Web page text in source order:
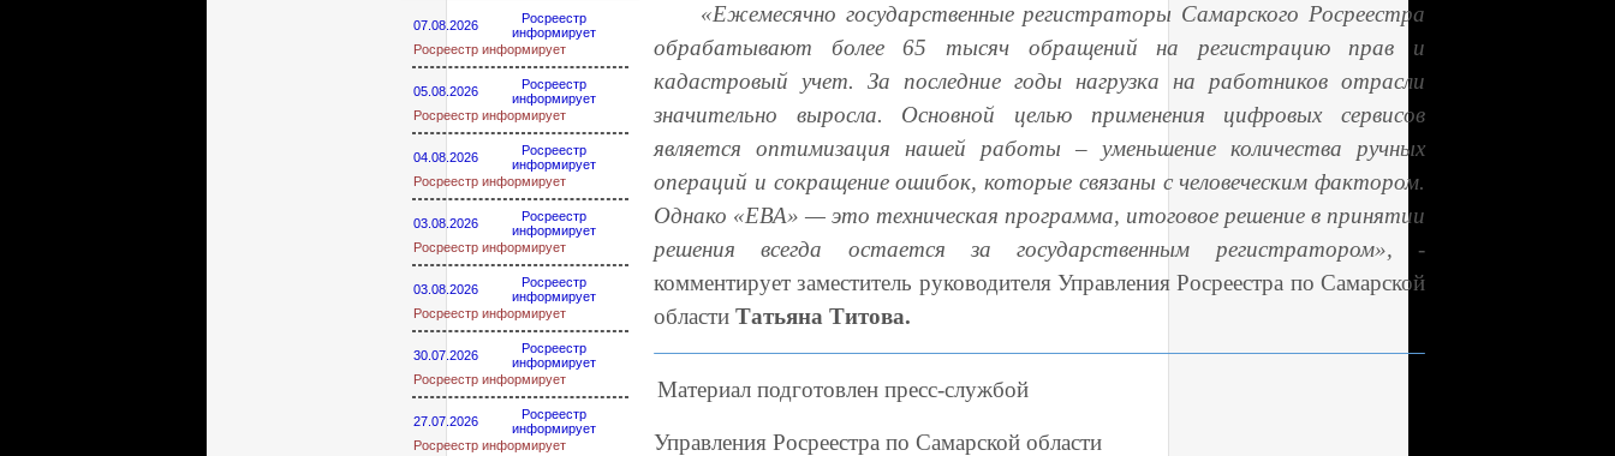
07.08.2026
Росреестр
информирует
Росреестр информирует
05.08.2026
Росреестр
информирует
Росреестр информирует
04.08.2026
Росреестр
информирует
Росреестр информирует
03.08.2026
Росреестр
информирует
Росреестр информирует
03.08.2026
Росреестр
информирует
Росреестр информирует
30.07.2026
Росреестр
информирует
Росреестр информирует
27.07.2026
Росреестр
информирует
Росреестр информирует
«Ежемесячно государственные регистраторы Самарского Росреестра
обрабатывают более 65 тысяч обращений на регистрацию прав и
кадастровый учет. За последние годы нагрузка на работников отрасли
значительно выросла. Основной целью применения цифровых сервисов
является оптимизация нашей работы – уменьшение количества ручных
операций и сокращение ошибок, которые связаны с человеческим фактором.
Однако «ЕВА» — это техническая программа, итоговое решение в принятии
решения всегда остается за государственным регистратором», -
комментирует заместитель руководителя Управления Росреестра по Самарской
области Татьяна Титова.
Материал подготовлен пресс-службой
Управления Росреестра по Самарской области